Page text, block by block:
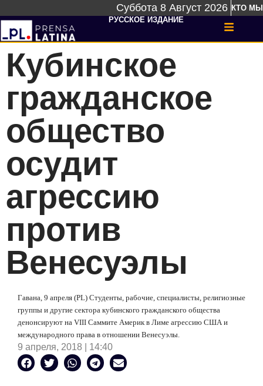
Суббота 8 Август 2026 КТО МЫ
РУССКОЕ ИЗДАНИЕ
Кубинское
гражданское
общество
осудит
агрессию
против
Венесуэлы
Гавана, 9 апреля (PL) Студенты, рабочие, специалисты, религиозные
группы и другие сектора кубинского гражданского общества
денонсируют на VIII Саммите Америк в Лиме агрессию США и
международного права в отношении Венесуэлы.
9 апреля, 2018 | 14:40